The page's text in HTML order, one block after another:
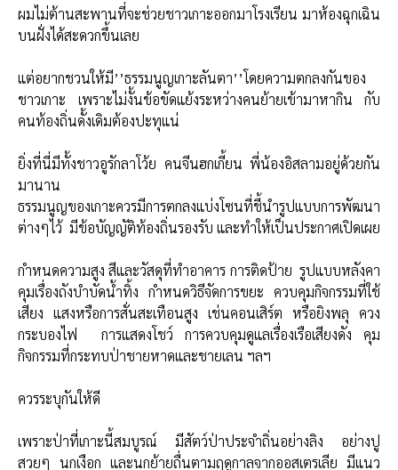
ผมไม่ต้านสะพานที่จะช่วยชาวเกาะออกมาโรงเรียน มาห้องฉุกเฉิน
บนฝั่งได้สะดวกขึ้นเลย
แต่อยากชวนให้มี’’ธรรมนูญเกาะลันตา’’โดยความตกลงกันของ
ชาวเกาะ เพราะไม่งั้นข้อขัดแย้งระหว่างคนย้ายเข้ามาหากิน กับ
คนท้องถิ่นดั้งเดิมต้องปะทุแน่
ยิ่งที่นี่มีทั้งชาวอูรักลาโว้ย คนจีนฮกเกี้ยน พี่น้องอิสลามอยู่ด้วยกัน
มานาน
ธรรมนูญของเกาะควรมีการตกลงแบ่งโซนที่ชี้นำรูปแบบการพัฒนา
ต่างๆไว้ มีข้อบัญญัติท้องถิ่นรองรับ และทำให้เป็นประกาศเปิดเผย
กำหนดความสูง สีและวัสดุที่ทำอาคาร การติดป้าย รูปแบบหลังคา
คุมเรื่องถังบำบัดน้ำทิ้ง กำหนดวิธีจัดการขยะ ควบคุมกิจกรรมที่ใช้
เสียง แสงหรือการสั่นสะเทือนสูง เช่นคอนเสิร์ต หรือยิงพลุ ควง
กระบองไฟ การแสดงโชว์ การควบคุมดูแลเรื่องเรือเสียงดัง คุม
กิจกรรมที่กระทบป่าชายหาดและชายเลน ฯลฯ
ควรระบุกันให้ดี
เพราะป่าที่เกาะนี้สมบูรณ์ มีสัตว์ป่าประจำถิ่นอย่างลิง อย่างปู
สวยๆ นกเงือก และนกย้ายถื่นตามฤดูกาลจากออสเตรเลีย มีแนว